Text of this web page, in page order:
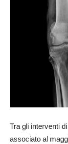
Tra gli interventi
associato al